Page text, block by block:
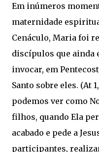
Em inúmeros
maternidade
Cenáculo, Maria foi
discípulos que ainda
invocar, em
Santo sobre eles. (At
podemos ver como
filhos, quando Ela
acabado e pede a
participantes,